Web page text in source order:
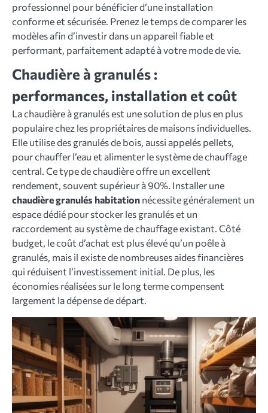
professionnel pour bénéficier d’une installation
conforme et sécurisée. Prenez le temps de comparer les
modèles afin d’investir dans un appareil fiable et
performant, parfaitement adapté à votre mode de vie.
Chaudière à granulés :
performances, installation et coût
La chaudière à granulés est une solution de plus en plus
populaire chez les propriétaires de maisons individuelles.
Elle utilise des granulés de bois, aussi appelés pellets,
pour chauffer l’eau et alimenter le système de chauffage
central. Ce type de chaudière offre un excellent
rendement, souvent supérieur à 90%. Installer une
chaudière granulés habitation nécessite généralement un
espace dédié pour stocker les granulés et un
raccordement au système de chauffage existant. Côté
budget, le coût d’achat est plus élevé qu’un poêle à
granulés, mais il existe de nombreuses aides financières
qui réduisent l’investissement initial. De plus, les
économies réalisées sur le long terme compensent
largement la dépense de départ.